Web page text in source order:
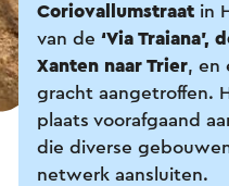
Coriovallumstraat in
van de ‘Via Traiana’,
Xanten naar Trier, en
gracht aangetroffen.
plaats voorafgaand
die diverse
netwerk aansluiten.